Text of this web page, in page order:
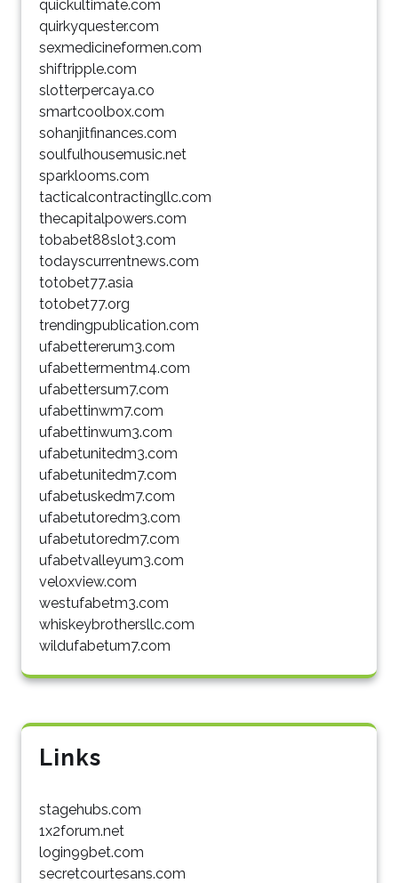
quickultimate.com
quirkyquester.com
sexmedicineformen.com
shiftripple.com
slotterpercaya.co
smartcoolbox.com
sohanjitfinances.com
soulfulhousemusic.net
sparklooms.com
tacticalcontractingllc.com
thecapitalpowers.com
tobabet88slot3.com
todayscurrentnews.com
totobet77.asia
totobet77.org
trendingpublication.com
ufabettererum3.com
ufabettermentm4.com
ufabettersum7.com
ufabettinwm7.com
ufabettinwum3.com
ufabetunitedm3.com
ufabetunitedm7.com
ufabetuskedm7.com
ufabetutoredm3.com
ufabetutoredm7.com
ufabetvalleyum3.com
veloxview.com
westufabetm3.com
whiskeybrothersllc.com
wildufabetum7.com
Links
stagehubs.com
1x2forum.net
login99bet.com
secretcourtesans.com